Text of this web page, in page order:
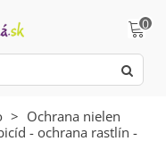
0
> Ochrana nielen
- ochrana rastlín -